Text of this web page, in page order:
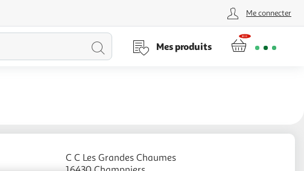
Me connecter
Lancer
Mes produits
C C Les Grandes Chaumes